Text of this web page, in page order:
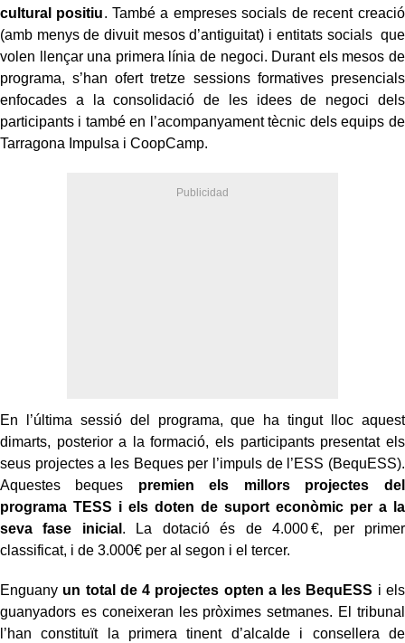
cultural positiu. També a empreses socials de recent creació
(amb menys de divuit mesos d’antiguitat) i entitats socials que
volen llençar una primera línia de negoci. Durant els mesos de
programa, s’han ofert tretze sessions formatives presencials
enfocades a la consolidació de les idees de negoci dels
participants i també en l’acompanyament tècnic dels equips de
Tarragona Impulsa i CoopCamp.
En l’última sessió del programa, que ha tingut lloc aquest
dimarts, posterior a la formació, els participants presentat els
seus projectes a les Beques per l’impuls de l’ESS (BequESS).
Aquestes beques premien els millors projectes del
programa TESS i els doten de suport econòmic per a la
seva fase inicial . La dotació és de 4.000 €, per primer
classificat, i de 3.000€ per al segon i el tercer.
Enguany un total de 4 projectes opten a les BequESS i els
guanyadors es coneixeran les pròximes setmanes. El tribunal
l’han constituït la primera tinent d’alcalde i consellera de